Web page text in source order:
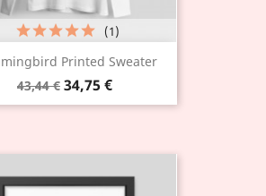
Printed Sweater
43,44 € 34,75 €
(1)